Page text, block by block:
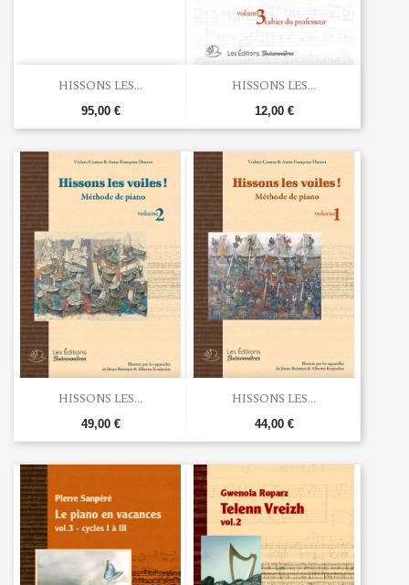
HISSONS LES...
95,00 €
HISSONS LES...
12,00 €
HISSONS LES...
49,00 €
HISSONS LES...
44,00 €